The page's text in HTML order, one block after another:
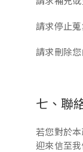
請求停止
請求刪除您
七、聯
若您對於
迎來信至